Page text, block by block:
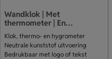
Wandklok | Met
thermometer | En
hygrometer
Klok, thermo- en hygrometer
Neutrale kunststof uitvoering
Bedrukbaar met logo of tekst